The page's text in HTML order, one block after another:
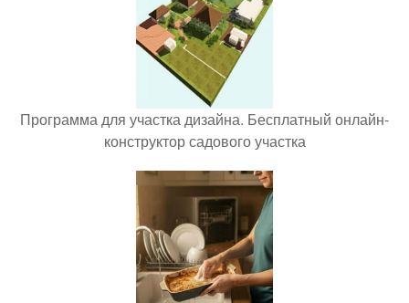
Программа для участка дизайна. Бесплатный онлайн-
конструктор садового участка